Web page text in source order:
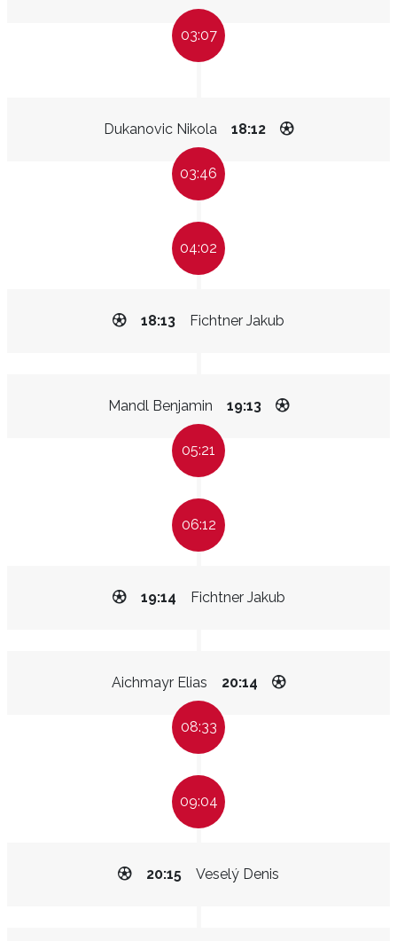
03:07
Dukanovic Nikola 18:12
03:46
04:02
Fichtner Jakub
18:13
Mandl Benjamin 19:13
05:21
06:12
Fichtner Jakub
19:14
Aichmayr Elias 20:14
08:33
09:04
Veselý Denis
20:15